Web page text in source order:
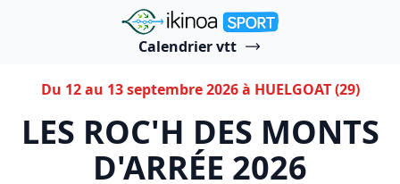
"Ikinoa Sport"
Calendrier vtt
Du 12 au 13 septembre 2026 à HUELGOAT (29)
LES ROC'H DES MONTS
D'ARRÉE 2026